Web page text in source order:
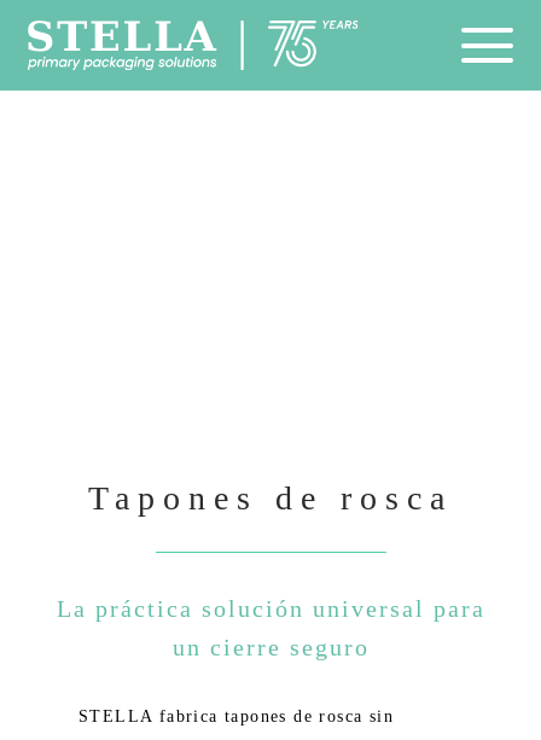
Tapones de rosca
La práctica solución universal para
un cierre seguro
STELLA fabrica tapones de rosca sin